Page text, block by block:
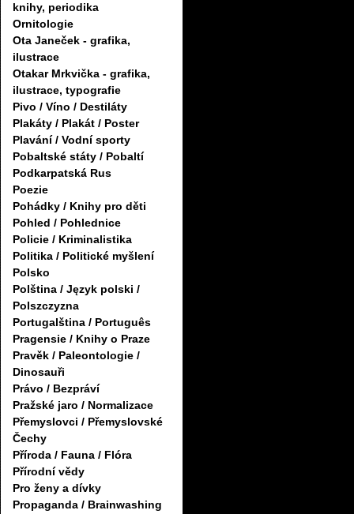
knihy, periodika
Ornitologie
Ota Janeček - grafika,
ilustrace
Otakar Mrkvička - grafika,
ilustrace, typografie
Pivo / Víno / Destiláty
Plakáty / Plakát / Poster
Plavání / Vodní sporty
Pobaltské státy / Pobaltí
Podkarpatská Rus
Poezie
Pohádky / Knihy pro děti
Pohled / Pohlednice
Policie / Kriminalistika
Politika / Politické myšlení
Polsko
Polština / Język polski /
Polszczyzna
Portugalština / Português
Pragensie / Knihy o Praze
Pravěk / Paleontologie /
Dinosauři
Právo / Bezpráví
Pražské jaro / Normalizace
Přemyslovci / Přemyslovské
Čechy
Příroda / Fauna / Flóra
Přírodní vědy
Pro ženy a dívky
Propaganda / Brainwashing